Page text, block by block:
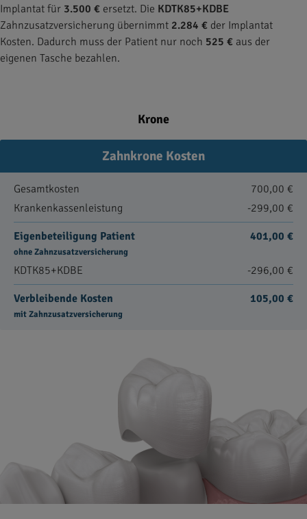
Implantat für 3.500 € ersetzt. Die KDTK85+KDBE
Zahnzusatzversicherung übernimmt 2.284 € der Implantat
Kosten. Dadurch muss der Patient nur noch 525 € aus der
eigenen Tasche bezahlen.
Krone
Zahnkrone Kosten
Gesamtkosten
700,00 €
Krankenkassenleistung
-299,00 €
Eigenbeteiligung Patient
ohne Zahnzusatzversicherung
401,00 €
KDTK85+KDBE -296,00 €
Verbleibende Kosten
mit Zahnzusatzversicherung
105,00 €